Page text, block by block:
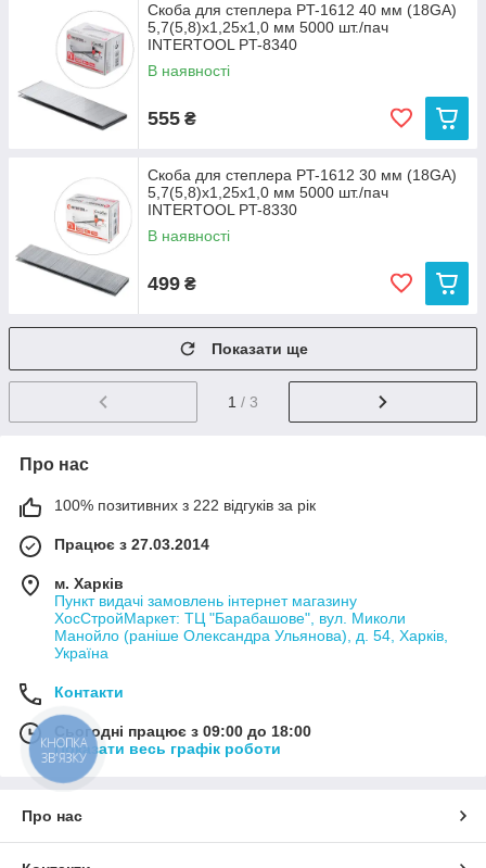
Скоба для степлера PT-1612 40 мм (18GA)
5,7(5,8)x1,25x1,0 мм 5000 шт./пач
INTERTOOL PT-8340
В наявності
555 ₴
Скоба для степлера PT-1612 30 мм (18GA)
5,7(5,8)x1,25x1,0 мм 5000 шт./пач
INTERTOOL PT-8330
В наявності
499 ₴
Показати ще
1 / 3
Про нас
100% позитивних з 222 відгуків за рік
Працює з 27.03.2014
м. Харків
Пункт видачі замовлень інтернет магазину
ХосСтройМаркет: ТЦ "Барабашове", вул. Миколи
Манойло (раніше Олександра Ульянова), д. 54, Харків,
Україна
Контакти
Сьогодні працює з 09:00 до 18:00
Показати весь графік роботи
Про нас
КНОПКА
ЗВ'ЯЗКУ